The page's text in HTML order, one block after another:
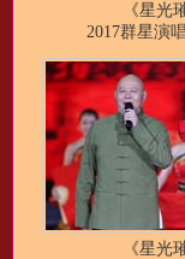
《星光
2017群星演
《星光